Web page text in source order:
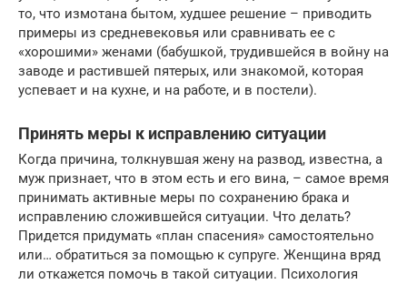
то, что измотана бытом, худшее решение – приводить
примеры из средневековья или сравнивать ее с
«хорошими» женами (бабушкой, трудившейся в войну на
заводе и растившей пятерых, или знакомой, которая
успевает и на кухне, и на работе, и в постели).
Принять меры к исправлению ситуации
Когда причина, толкнувшая жену на развод, известна, а
муж признает, что в этом есть и его вина, – самое время
принимать активные меры по сохранению брака и
исправлению сложившейся ситуации. Что делать?
Придется придумать «план спасения» самостоятельно
или… обратиться за помощью к супруге. Женщина вряд
ли откажется помочь в такой ситуации. Психология